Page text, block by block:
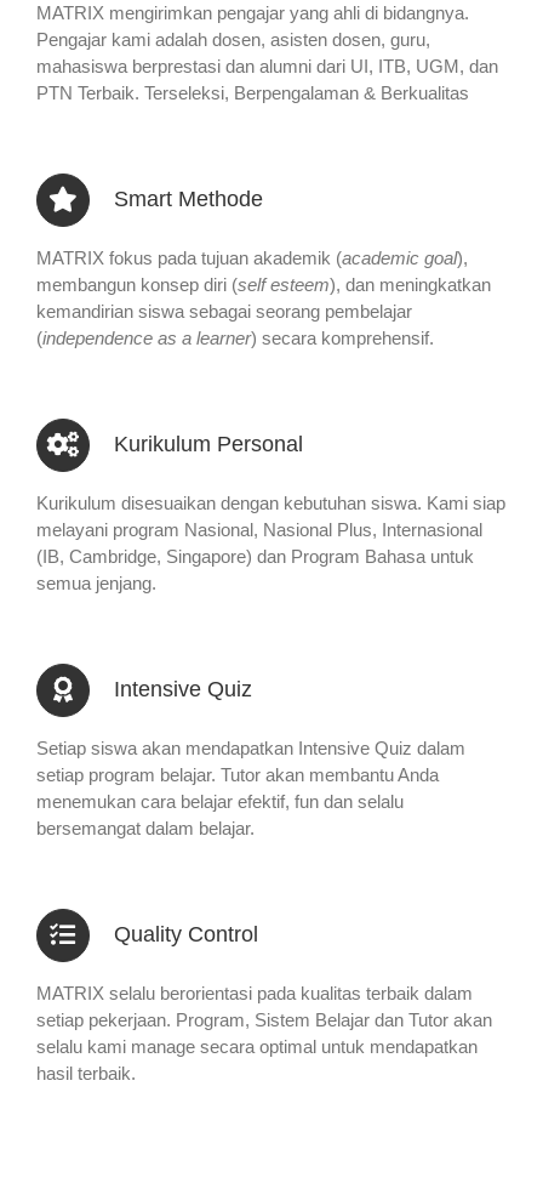
MATRIX mengirimkan pengajar yang ahli di bidangnya.
Pengajar kami adalah dosen, asisten dosen, guru,
mahasiswa berprestasi dan alumni dari UI, ITB, UGM, dan
PTN Terbaik. Terseleksi, Berpengalaman & Berkualitas
Smart Methode
MATRIX fokus pada tujuan akademik (academic goal),
membangun konsep diri (self esteem), dan meningkatkan
kemandirian siswa sebagai seorang pembelajar
(independence as a learner) secara komprehensif.
Kurikulum Personal
Kurikulum disesuaikan dengan kebutuhan siswa. Kami siap
melayani program Nasional, Nasional Plus, Internasional
(IB, Cambridge, Singapore) dan Program Bahasa untuk
semua jenjang.
Intensive Quiz
Setiap siswa akan mendapatkan Intensive Quiz dalam
setiap program belajar. Tutor akan membantu Anda
menemukan cara belajar efektif, fun dan selalu
bersemangat dalam belajar.
Quality Control
MATRIX selalu berorientasi pada kualitas terbaik dalam
setiap pekerjaan. Program, Sistem Belajar dan Tutor akan
selalu kami manage secara optimal untuk mendapatkan
hasil terbaik.